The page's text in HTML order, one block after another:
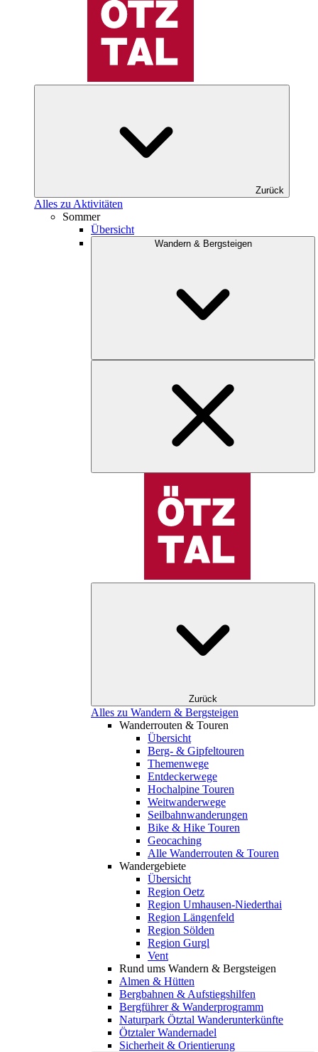
Zurück
Alles zu Aktivitäten
Sommer
Übersicht
Wandern & Bergsteigen
Zurück
Alles zu Wandern & Bergsteigen
Wanderrouten & Touren
Übersicht
Berg- & Gipfeltouren
Themenwege
Entdeckerwege
Hochalpine Touren
Weitwanderwege
Seilbahnwanderungen
Bike & Hike Touren
Geocaching
Alle Wanderrouten & Touren
Wandergebiete
Übersicht
Region Oetz
Region Umhausen-Niederthai
Region Längenfeld
Region Sölden
Region Gurgl
Vent
Rund ums Wandern & Bergsteigen
Almen & Hütten
Bergbahnen & Aufstiegshilfen
Bergführer & Wanderprogramm
Naturpark Ötztal Wanderunterkünfte
Ötztaler Wandernadel
Sicherheit & Orientierung